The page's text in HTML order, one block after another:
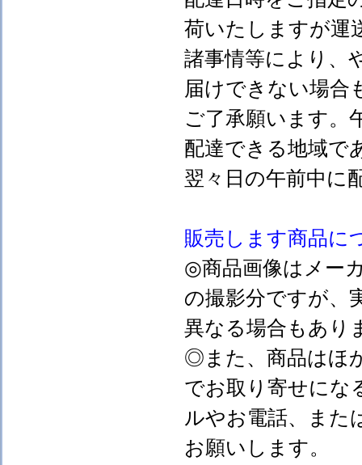
荷いたしますが運
諸事情等により、
届けできない場合
ご了承願います。
配達できる地域で
翌々日の午前中に
販売します商品に
◎商品画像はメー
の撮影分ですが、
異なる場合もあり
◎また、商品はほ
でお取り寄せにな
ルやお電話、また
お願いします。